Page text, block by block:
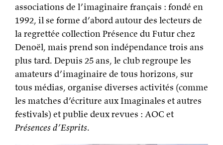
le
100
de
sa
revue
associations de l’imaginaire français : fondé en
1992, il se forme d’abord autour des lecteurs de
la regrettée collection Présence du Futur chez
Denoël, mais prend son indépendance trois ans
plus tard. Depuis 25 ans, le club regroupe les
amateurs d’imaginaire de tous horizons, sur
tous médias, organise diverses activités (comme
les matches d’écriture aux Imaginales et autres
festivals) et publie deux revues : AOC et
Présences d’Esprits.